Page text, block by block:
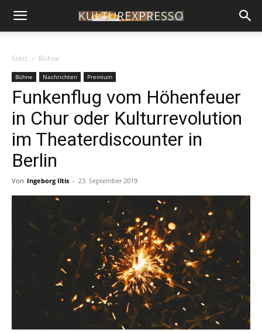
Start Bühne
Bühne Nachrichten Premium
Funkenflug vom Höhenfeuer
in Chur oder Kulturrevolution
im Theaterdiscounter in
Berlin
Von Ingeborg Iltis - 23. September 2019